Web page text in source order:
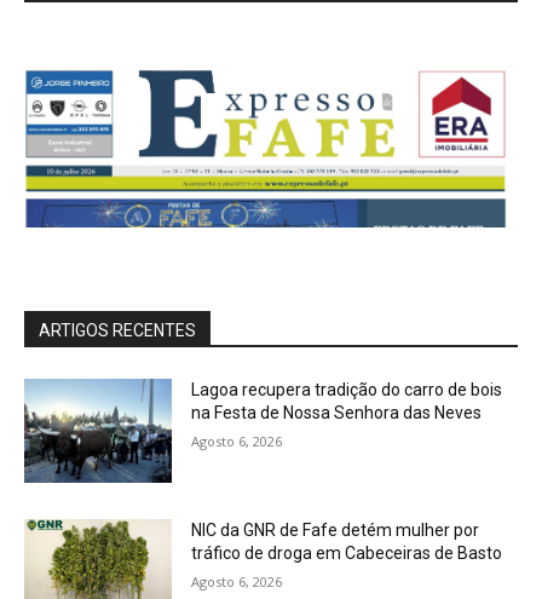
ARTIGOS RECENTES
Lagoa recupera tradição do carro de bois
na Festa de Nossa Senhora das Neves
Agosto 6, 2026
NIC da GNR de Fafe detém mulher por
tráfico de droga em Cabeceiras de Basto
Agosto 6, 2026